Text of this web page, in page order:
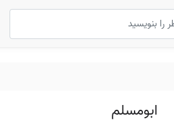
ابومسلم